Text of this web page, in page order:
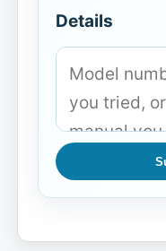
Details